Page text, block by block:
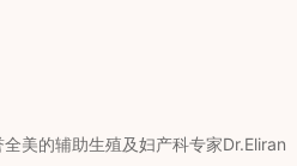
美的辅助生殖及妇产科专家Dr.Eliran